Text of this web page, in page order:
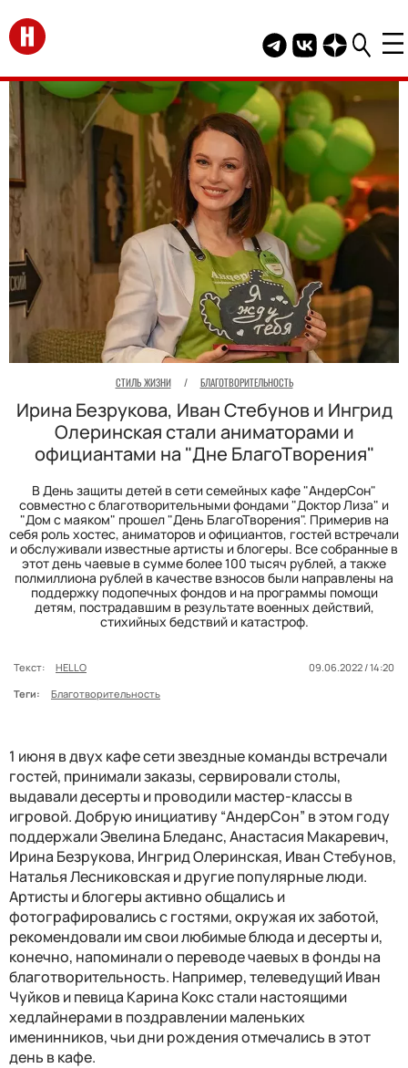
Перейти на главную
Telegram канал
Группа HELLO
Канал
СТИЛЬ ЖИЗНИ / БЛАГОТВОРИТЕЛЬНОСТЬ
Ирина Безрукова, Иван Стебунов и Ингрид
Олеринская стали аниматорами и
официантами на "Дне БлагоТворения"
В День защиты детей в сети семейных кафе "АндерСон"
совместно с благотворительными фондами "Доктор Лиза" и
"Дом с маяком" прошел "День БлагоТворения". Примерив на
себя роль хостес, аниматоров и официантов, гостей встречали
и обслуживали известные артисты и блогеры. Все собранные в
этот день чаевые в сумме более 100 тысяч рублей, а также
полмиллиона рублей в качестве взносов были направлены на
поддержку подопечных фондов и на программы помощи
детям, пострадавшим в результате военных действий,
стихийных бедствий и катастроф.
Текст: HELLO
09.06.2022 / 14:20
Теги:
Благотворительность
1 июня в двух кафе сети звездные команды встречали
гостей, принимали заказы, сервировали столы,
выдавали десерты и проводили мастер-классы в
игровой. Добрую инициативу “АндерСон” в этом году
поддержали Эвелина Бледанс, Анастасия Макаревич,
Ирина Безрукова, Ингрид Олеринская, Иван Стебунов,
Наталья Лесниковская и другие популярные люди.
Артисты и блогеры активно общались и
фотографировались с гостями, окружая их заботой,
рекомендовали им свои любимые блюда и десерты и,
конечно, напоминали о переводе чаевых в фонды на
благотворительность. Например, телеведущий Иван
Чуйков и певица Карина Кокс стали настоящими
хедлайнерами в поздравлении маленьких
именинников, чьи дни рождения отмечались в этот
день в кафе.